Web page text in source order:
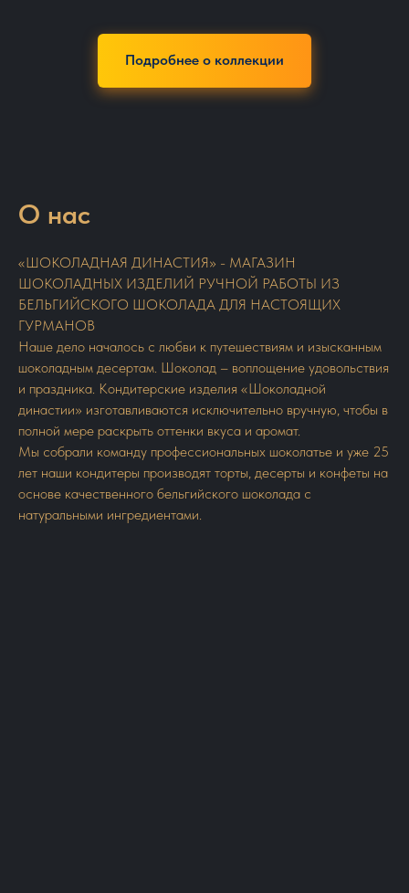
Подробнее о коллекции
О нас
«ШОКОЛАДНАЯ ДИНАСТИЯ» - МАГАЗИН
ШОКОЛАДНЫХ ИЗДЕЛИЙ РУЧНОЙ РАБОТЫ ИЗ
БЕЛЬГИЙСКОГО ШОКОЛАДА ДЛЯ НАСТОЯЩИХ
ГУРМАНОВ
Наше дело началось с любви к путешествиям и изысканным
шоколадным десертам. Шоколад – воплощение удовольствия
и праздника. Кондитерские изделия «Шоколадной
династии» изготавливаются исключительно вручную, чтобы в
полной мере раскрыть оттенки вкуса и аромат.
Мы собрали команду профессиональных шоколатье и уже 25
лет наши кондитеры производят торты, десерты и конфеты на
основе качественного бельгийского шоколада с
натуральными ингредиентами.